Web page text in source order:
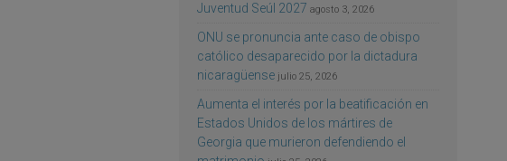
Juventud Seúl 2027 agosto 3, 2026
ONU se pronuncia ante caso de obispo
católico desaparecido por la dictadura
nicaragüense julio 25, 2026
Aumenta el interés por la beatificación en
Estados Unidos de los mártires de
Georgia que murieron defendiendo el